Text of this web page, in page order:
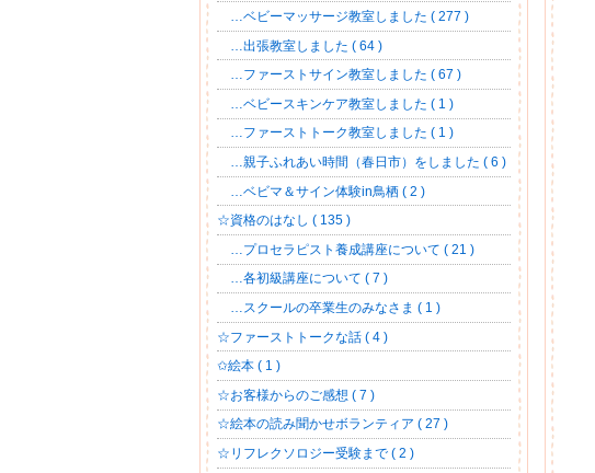
…ベビーマッサージ教室しました ( 277 )
…出張教室しました ( 64 )
…ファーストサイン教室しました ( 67 )
…ベビースキンケア教室しました ( 1 )
…ファーストトーク教室しました ( 1 )
…親子ふれあい時間（春日市）をしました ( 6 )
…ベビマ＆サイン体験in鳥栖 ( 2 )
☆資格のはなし ( 135 )
…プロセラピスト養成講座について ( 21 )
…各初級講座について ( 7 )
…スクールの卒業生のみなさま ( 1 )
☆ファーストトークな話 ( 4 )
✩絵本 ( 1 )
☆お客様からのご感想 ( 7 )
☆絵本の読み聞かせボランティア ( 27 )
☆リフレクソロジー受験まで ( 2 )